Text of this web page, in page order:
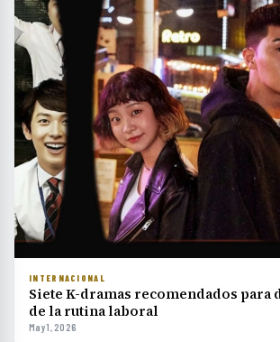
INTERNACIONAL
Siete K-dramas recomendados para
de la rutina laboral
May 1, 2026